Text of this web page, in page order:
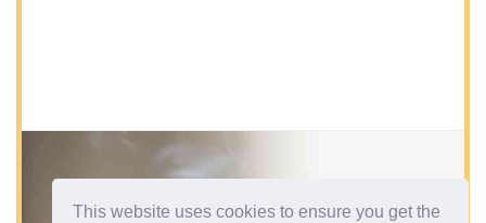
This website uses cookies to ensure you get the